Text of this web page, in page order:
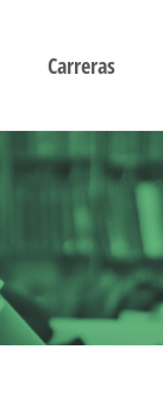
Carreras